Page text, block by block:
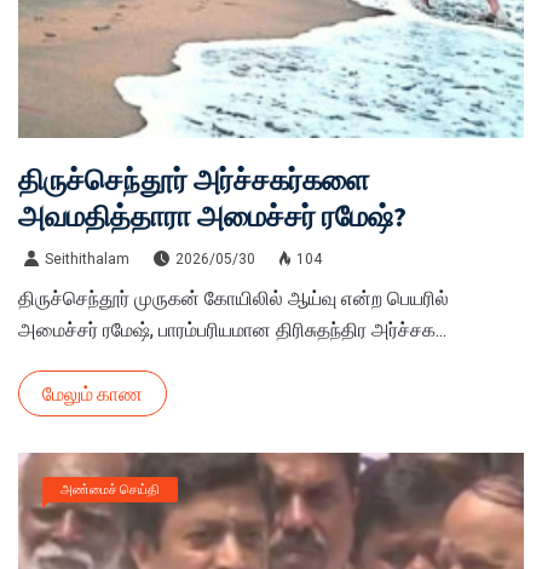
திருச்செந்தூர் அர்ச்சகர்களை
அவமதித்தாரா அமைச்சர் ரமேஷ்?
Seithithalam 2026/05/30 104
திருச்செந்தூர் முருகன் கோயிலில் ஆய்வு என்ற பெயரில்
அமைச்சர் ரமேஷ், பாரம்பரியமான திரிசுதந்திர அர்ச்சக...
மேலும் காண
அண்மைச் செய்தி